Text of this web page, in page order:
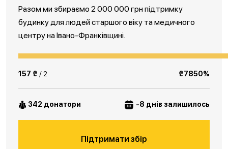
Разом ми збираємо 2 000 000 грн підтримку
будинку для людей старшого віку та медичного
центру на Івано-Франківщині.
157 ₴ / 2 ₴7850%
342 донатори -8 днів залишилось
Підтримати збір